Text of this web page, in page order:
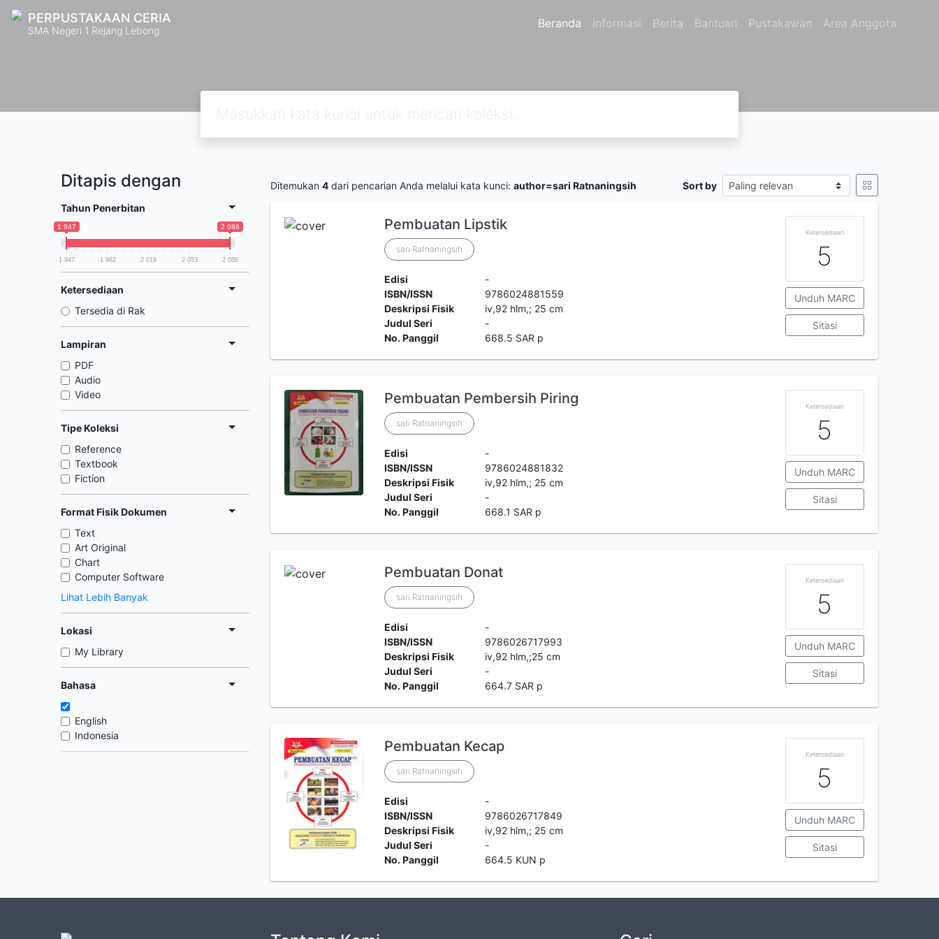
PERPUSTAKAAN CERIA
SMA Negeri 1 Rejang Lebong Beranda Informasi Berita Bantuan Pustakawan Area Anggota
Ditapis dengan
Tahun Penerbitan
1 947 2 088
1 947 1 982 2 018 2 053 2 088
Ketersediaan
Tersedia di Rak
Lampiran
PDF
Audio
Video
Tipe Koleksi
Reference
Textbook
Fiction
Format Fisik Dokumen
Text
Art Original
Chart
Computer Software
Lihat Lebih Banyak
Lokasi
My Library
Bahasa
English
Indonesia
Ditemukan 4 dari pencarian Anda melalui kata kunci: author=sari Ratnaningsih Sort by
Pembuatan Lipstik
sari Ratnaningsih
Edisi
-
ISBN/ISSN
9786024881559
Deskripsi Fisik
iv,92 hlm,; 25 cm
Judul Seri
-
No. Panggil
668.5 SAR p
Ketersediaan
5
Unduh MARC
Sitasi
Pembuatan Pembersih Piring
sari Ratnaningsih
Edisi
-
ISBN/ISSN
9786024881832
Deskripsi Fisik
iv,92 hlm,; 25 cm
Judul Seri
-
No. Panggil
668.1 SAR p
Ketersediaan
5
Unduh MARC
Sitasi
Pembuatan Donat
sari Ratnaningsih
Edisi
-
ISBN/ISSN
9786026717993
Deskripsi Fisik
iv,92 hlm,;25 cm
Judul Seri
-
No. Panggil
664.7 SAR p
Ketersediaan
5
Unduh MARC
Sitasi
Pembuatan Kecap
sari Ratnaningsih
Edisi
-
ISBN/ISSN
9786026717849
Deskripsi Fisik
iv,92 hlm,; 25 cm
Judul Seri
-
No. Panggil
664.5 KUN p
Ketersediaan
5
Unduh MARC
Sitasi